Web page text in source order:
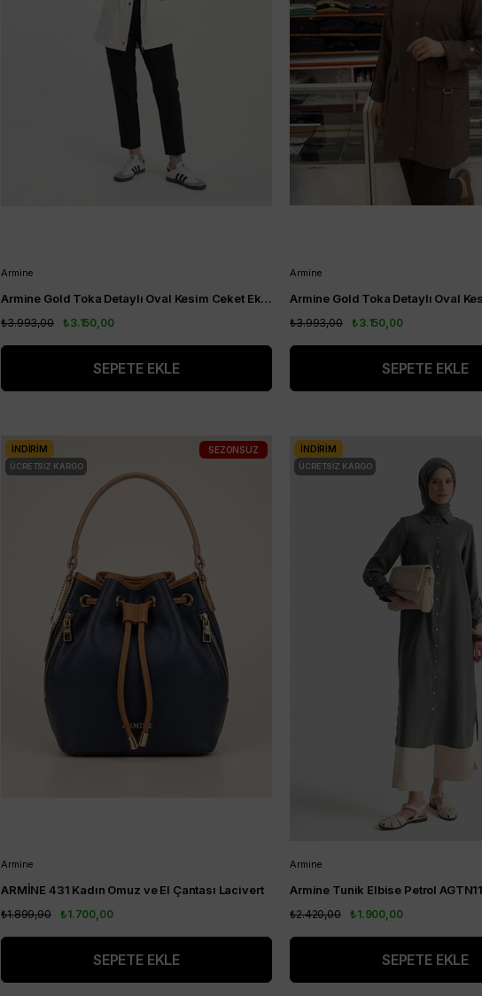
Armine
Armine Gold Toka Detaylı Oval Kesim Ceket Ekru AGKP1214
₺3.150,00
₺3.993,00
SEPETE EKLE
Armine
₺3.150,00
₺3.993,00
SEPETE EKLE
Armine
ARMİNE 431 Kadın Omuz ve El Çantası Lacivert
₺1.700,00
₺1.899,90
SEPETE EKLE
İNDIRIM
ÜCRETSIZ KARGO
SEZONSUZ
Armine
Armine Tunik Elbise Petrol
₺1.900,00
₺2.420,00
SEPETE EKLE
İNDIRIM
ÜCRETSIZ KARGO